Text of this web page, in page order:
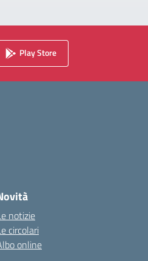
Play Store
notizie
circolari
online